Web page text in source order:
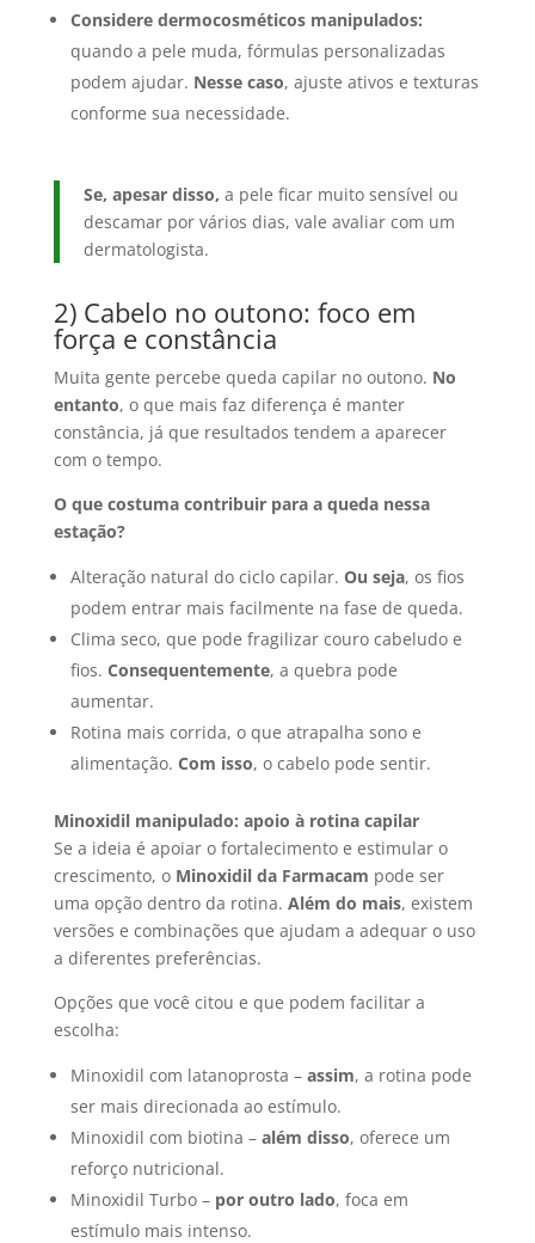
Considere dermocosméticos manipulados:
quando a pele muda, fórmulas personalizadas
podem ajudar. Nesse caso, ajuste ativos e texturas
conforme sua necessidade.
Se, apesar disso, a pele ficar muito sensível ou
descamar por vários dias, vale avaliar com um
dermatologista.
2) Cabelo no outono: foco em
força e constância
Muita gente percebe queda capilar no outono. No
entanto, o que mais faz diferença é manter
constância, já que resultados tendem a aparecer
com o tempo.
O que costuma contribuir para a queda nessa
estação?
Alteração natural do ciclo capilar. Ou seja, os fios
podem entrar mais facilmente na fase de queda.
Clima seco, que pode fragilizar couro cabeludo e
fios. Consequentemente, a quebra pode
aumentar.
Rotina mais corrida, o que atrapalha sono e
alimentação. Com isso, o cabelo pode sentir.
Minoxidil manipulado: apoio à rotina capilar
Se a ideia é apoiar o fortalecimento e estimular o
crescimento, o Minoxidil da Farmacam pode ser
uma opção dentro da rotina. Além do mais, existem
versões e combinações que ajudam a adequar o uso
a diferentes preferências.
Opções que você citou e que podem facilitar a
escolha:
Minoxidil com latanoprosta – assim, a rotina pode
ser mais direcionada ao estímulo.
Minoxidil com biotina – além disso, oferece um
reforço nutricional.
Minoxidil Turbo – por outro lado, foca em
estímulo mais intenso.